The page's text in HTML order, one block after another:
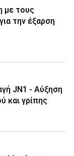
με τους
την έξαρση
JN1 - Αύξηση
και γρίπης